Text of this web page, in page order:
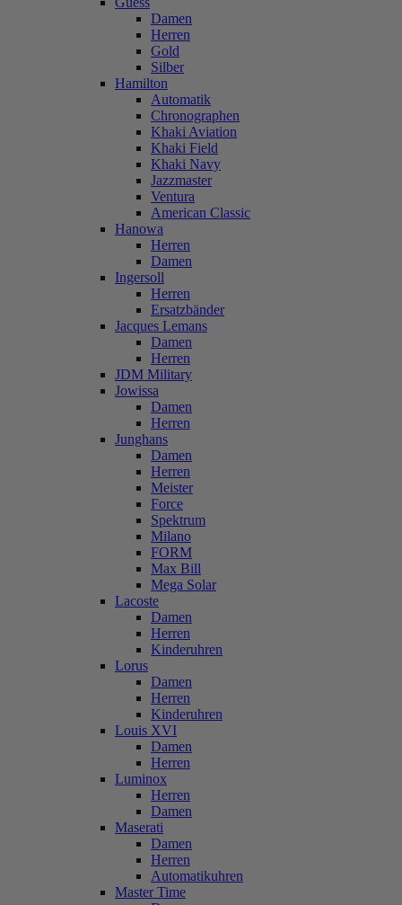
Damen
Herren
Gold
Silber
Hamilton
Automatik
Chronographen
Khaki Aviation
Khaki Field
Khaki Navy
Jazzmaster
Ventura
American Classic
Hanowa
Herren
Damen
Ingersoll
Herren
Ersatzbänder
Jacques Lemans
Damen
Herren
JDM Military
Jowissa
Damen
Herren
Junghans
Damen
Herren
Meister
Force
Spektrum
Milano
FORM
Max Bill
Mega Solar
Lacoste
Damen
Herren
Kinderuhren
Lorus
Damen
Herren
Kinderuhren
Louis XVI
Damen
Herren
Luminox
Herren
Damen
Maserati
Damen
Herren
Automatikuhren
Master Time